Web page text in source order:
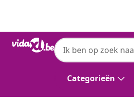
Categorieën